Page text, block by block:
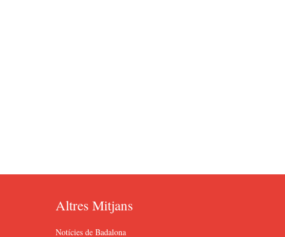
Altres Mitjans
Notícies de Badalona